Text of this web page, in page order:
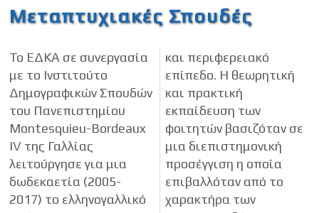
Μεταπτυχιακές Σπουδές
Το ΕΔΚΑ σε συνεργασία
με το Ινστιτούτο
Δημογραφικών Σπουδών
του Πανεπιστημίου
Montesquieu-Bordeaux
IV της Γαλλίας
λειτούργησε για μια
δωδεκαετία (2005-
2017) το ελληνογαλλικό
και περιφερειακό
επίπεδο. Η θεωρητική
και πρακτική
εκπαίδευση των
φοιτητών βασιζόταν σε
μια διεπιστημονική
προσέγγιση η οποία
επιβαλλόταν από το
χαρακτήρα των